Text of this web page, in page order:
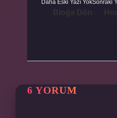
Daha Eski Yazı YokSonraki
6 YORUM